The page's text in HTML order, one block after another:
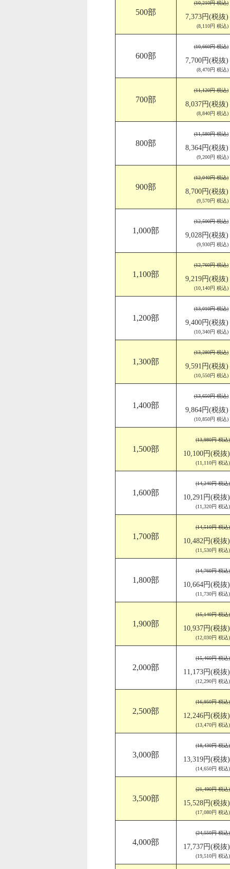
500部
(10,210円 税込)
7,373円(税抜)
(8,110円 税込)
600部
(10,660円 税込)
7,700円(税抜)
(8,470円 税込)
700部
(11,120円 税込)
8,037円(税抜)
(8,840円 税込)
800部
(11,580円 税込)
8,364円(税抜)
(9,200円 税込)
900部
(12,040円 税込)
8,700円(税抜)
(9,570円 税込)
1,000部
(12,500円 税込)
9,028円(税抜)
(9,930円 税込)
1,100部
(12,760円 税込)
9,219円(税抜)
(10,140円 税込)
1,200部
(13,010円 税込)
9,400円(税抜)
(10,340円 税込)
1,300部
(13,280円 税込)
9,591円(税抜)
(10,550円 税込)
1,400部
(13,650円 税込)
9,864円(税抜)
(10,850円 税込)
1,500部
(13,980円 税込)
10,100円(税抜)
(11,110円 税込)
1,600部
(14,240円 税込)
10,291円(税抜)
(11,320円 税込)
1,700部
(14,510円 税込)
10,482円(税抜)
(11,530円 税込)
1,800部
(14,760円 税込)
10,664円(税抜)
(11,730円 税込)
1,900部
(15,140円 税込)
10,937円(税抜)
(12,030円 税込)
2,000部
(15,460円 税込)
11,173円(税抜)
(12,290円 税込)
2,500部
(16,950円 税込)
12,246円(税抜)
(13,470円 税込)
3,000部
(18,430円 税込)
13,319円(税抜)
(14,650円 税込)
3,500部
(21,490円 税込)
15,528円(税抜)
(17,080円 税込)
4,000部
(24,550円 税込)
17,737円(税抜)
(19,510円 税込)